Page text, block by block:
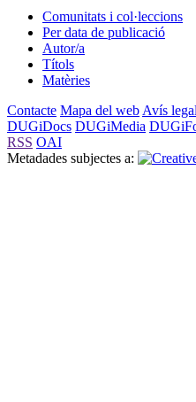
Comunitats i col·leccions
Per data de publicació
Autor/a
Títols
Matèries
Contacte Mapa del web Avís legal
DUGiDocs DUGiMedia
RSS OAI
Metadades subjectes a: